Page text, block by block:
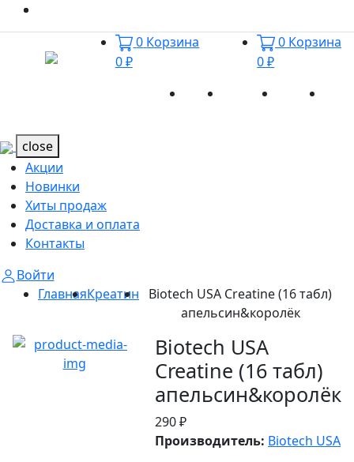
0 Корзина
0 ₽
0 Корзина
0 ₽
Акции Новинки
close
Акции
Новинки
Хиты продаж
Доставка и оплата
Контакты
Войти
ГлавнаяКреатин
Biotech USA Creatine (16 табл)
апельсин&королёк
Biotech USA
Creatine (16 табл)
апельсин&королёк
290 ₽
Производитель: Biotech USA